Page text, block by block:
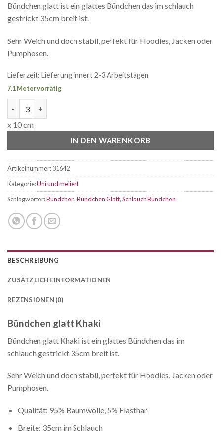
Bündchen glatt ist ein glattes Bündchen das im schlauch
gestrickt 35cm breit ist.
Sehr Weich und doch stabil, perfekt für Hoodies, Jacken oder
Pumphosen.
Lieferzeit: Lieferung innert 2-3 Arbeitstagen
7.1 Meter vorrätig
x 10 cm
IN DEN WARENKORB
Artikelnummer:31642
Kategorie:Uni und meliert
Schlagwörter:Bündchen,Bündchen Glatt,Schlauch Bündchen
BESCHREIBUNG
ZUSÄTZLICHE INFORMATIONEN
REZENSIONEN (0)
Bündchen glatt Khaki
Bündchen glatt Khaki ist ein glattes Bündchen das im
schlauch gestrickt 35cm breit ist.
Sehr Weich und doch stabil, perfekt für Hoodies, Jacken oder
Pumphosen.
Qualität: 95% Baumwolle, 5% Elasthan
Breite: 35cm im Schlauch